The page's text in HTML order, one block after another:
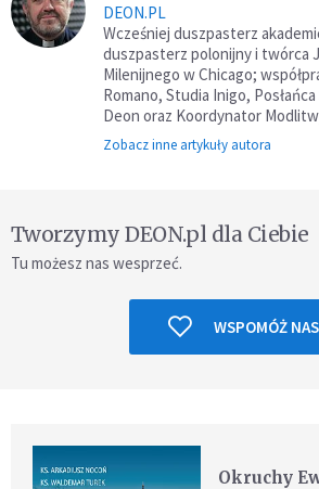
DEON.PL
Wcześniej duszpasterz
duszpasterz polonijny i twórca
Milenijnego w Chicago;
Romano, Studia Inigo,
Deon oraz Koordynator
Zobacz inne artykuły autora
Tworzymy DEON.pl dla Ciebie
Tu możesz nas wesprzeć.
WSPOMÓŻ NAS
Okruchy